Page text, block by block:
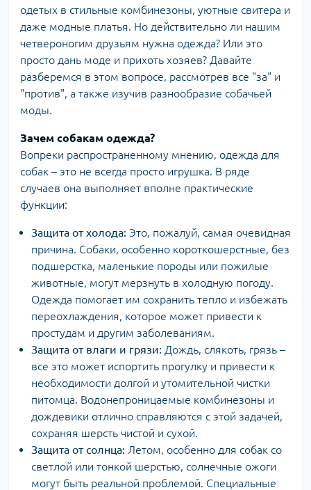
одетых в стильные комбинезоны, уютные свитера и
даже модные платья. Но действительно ли нашим
четвероногим друзьям нужна одежда? Или это
просто дань моде и прихоть хозяев? Давайте
разберемся в этом вопросе, рассмотрев все "за" и
"против", а также изучив разнообразие собачьей
моды.
Зачем собакам одежда?
Вопреки распространенному мнению, одежда для
собак – это не всегда просто игрушка. В ряде
случаев она выполняет вполне практические
функции:
Защита от холода: Это, пожалуй, самая очевидная
причина. Собаки, особенно короткошерстные, без
подшерстка, маленькие породы или пожилые
животные, могут мерзнуть в холодную погоду.
Одежда помогает им сохранить тепло и избежать
переохлаждения, которое может привести к
простудам и другим заболеваниям.
Защита от влаги и грязи: Дождь, слякоть, грязь –
все это может испортить прогулку и привести к
необходимости долгой и утомительной чистки
питомца. Водонепроницаемые комбинезоны и
дождевики отлично справляются с этой задачей,
сохраняя шерсть чистой и сухой.
Защита от солнца: Летом, особенно для собак со
светлой или тонкой шерстью, солнечные ожоги
могут быть реальной проблемой. Специальные